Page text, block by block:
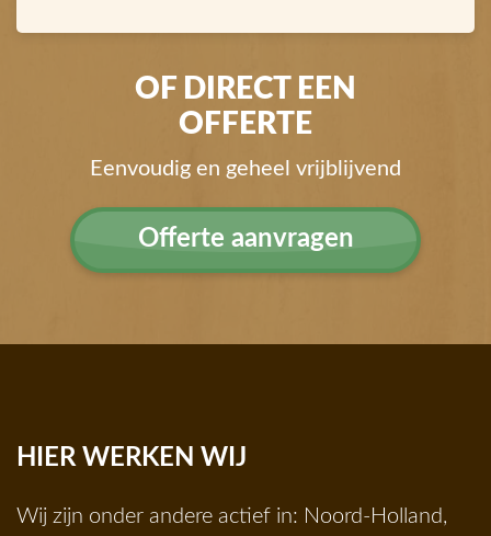
OF DIRECT EEN
OFFERTE
Eenvoudig en geheel vrijblijvend
Offerte aanvragen
HIER WERKEN WIJ
Wij zijn onder andere actief in: Noord-Holland,